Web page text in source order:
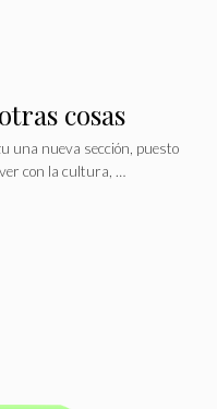
cosas
una nueva sección, puesto
con la cultura, …